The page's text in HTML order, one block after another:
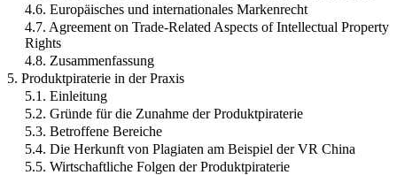
4.6. Europäisches und internationales Markenrecht
4.7. Agreement on Trade-Related Aspects of Intellectual Property
Rights
4.8. Zusammenfassung
5. Produktpiraterie in der Praxis
5.1. Einleitung
5.2. Gründe für die Zunahme der Produktpiraterie
5.3. Betroffene Bereiche
5.4. Die Herkunft von Plagiaten am Beispiel der VR China
5.5. Wirtschaftliche Folgen der Produktpiraterie